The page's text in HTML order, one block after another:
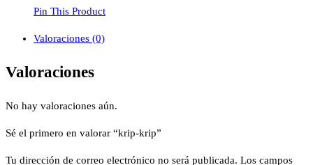
Pin This Product
Valoraciones (0)
Valoraciones
No hay valoraciones aún.
Sé el primero en valorar “krip-krip”
Tu dirección de correo electrónico no será publicada. Los campos